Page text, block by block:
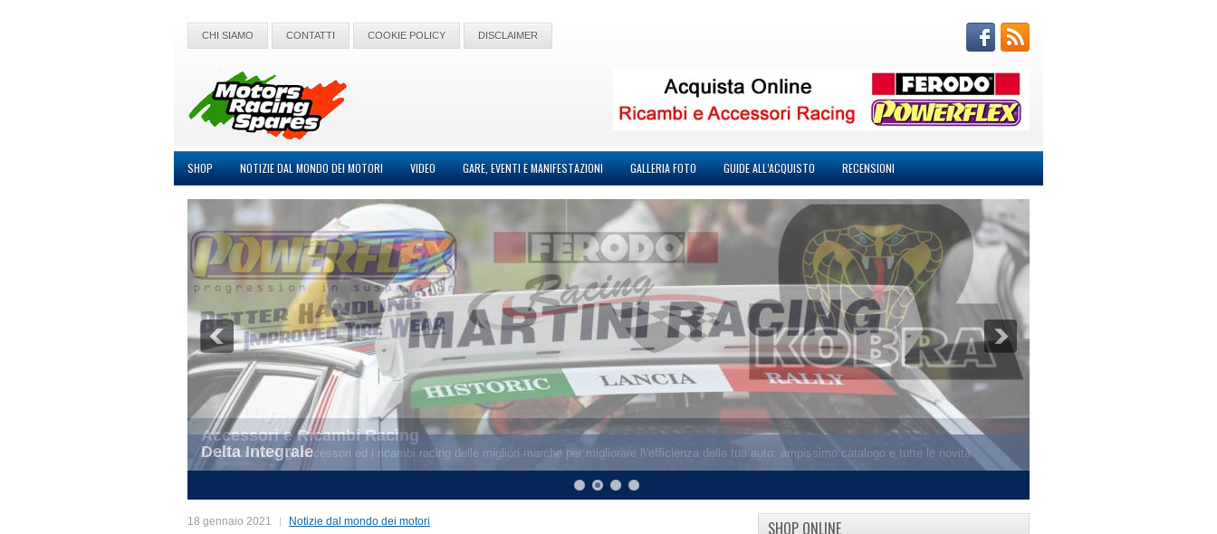
CHI SIAMO CONTATTI COOKIE POLICY DISCLAIMER
SHOP NOTIZIE DAL MONDO DEI MOTORI VIDEO GARE, EVENTI E MANIFESTAZIONI GALLERIA FOTO GUIDE ALL’ACQUISTO RECENSIONI
Delta Integrale
18 gennaio 2021 Notizie dal mondo dei motori SHOP ONLINE